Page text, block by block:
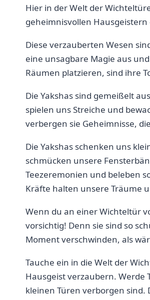
Hier in der ⁢Welt der
geheimnisvollen Hausgeistern⁣
Diese verzauberten Wesen
eine unsagbare Magie aus
‌Räumen ⁢platzieren, sind ihre‌
Die Yakshas sind gemeißelt
spielen uns Streiche und
verbergen ‌sie Geheimnisse,
Die Yakshas schenken uns
schmücken unsere⁢
Teezeremonien ‍und beleben
Kräfte halten ⁢unsere Träume‍
Wenn du⁣ an⁢ einer‍ Wichteltür
vorsichtig! Denn⁢ sie sind so
Moment verschwinden, als
Tauche ein in die Welt der
Hausgeist verzaubern. Werde
kleinen ⁤Türen verborgen sind.‌